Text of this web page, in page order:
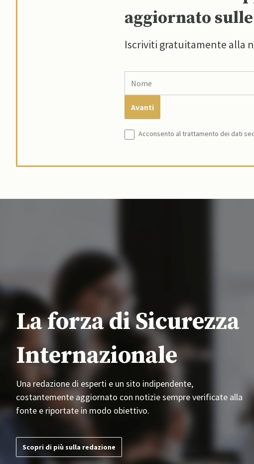
aggiornato
Iscriviti gratuitamente alla
Acconsento al trattamento dei dati
La forza di Sicurezza
Internazionale
Una redazione di esperti e un sito indipendente,
costantemente aggiornato con notizie sempre verificate alla
fonte e riportate in modo obiettivo.
Scopri di più sulla redazione